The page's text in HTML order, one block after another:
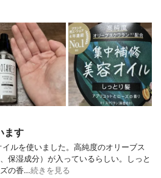
ます
ルを使いました。高純度のオリーブス
保湿成分）が入っているらしい。しっと
の香…続きを見る